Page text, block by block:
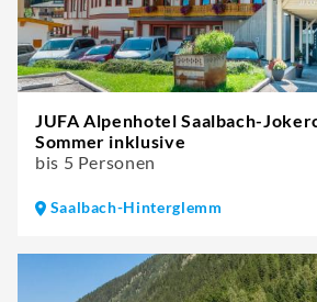
JUFA Alpenhotel Saalbach-
Sommer inklusive
bis 5 Personen
Saalbach-Hinterglemm